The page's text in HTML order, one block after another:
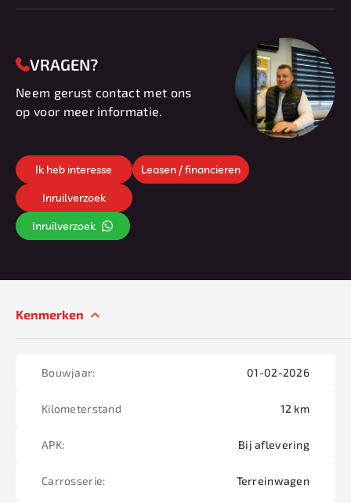
VRAGEN?
Neem gerust contact met ons
op voor meer informatie.
Ik heb interesse
Leasen / financieren
Inruilverzoek
Inruilverzoek
Kenmerken
Bouwjaar: 01-02-2026
Kilometerstand 12 km
APK: Bij aflevering
Carrosserie: Terreinwagen